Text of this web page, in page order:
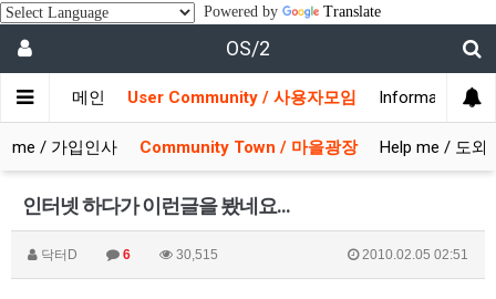
Powered by Translate
OS/2
메인 User Community / 사용자모임 Information /
/ 가입인사 Community Town / 마을광장 Help me / 도와
인터넷 하다가 이런글을 봤네요...
닥터D 6 30,515 2010.02.05 02:51